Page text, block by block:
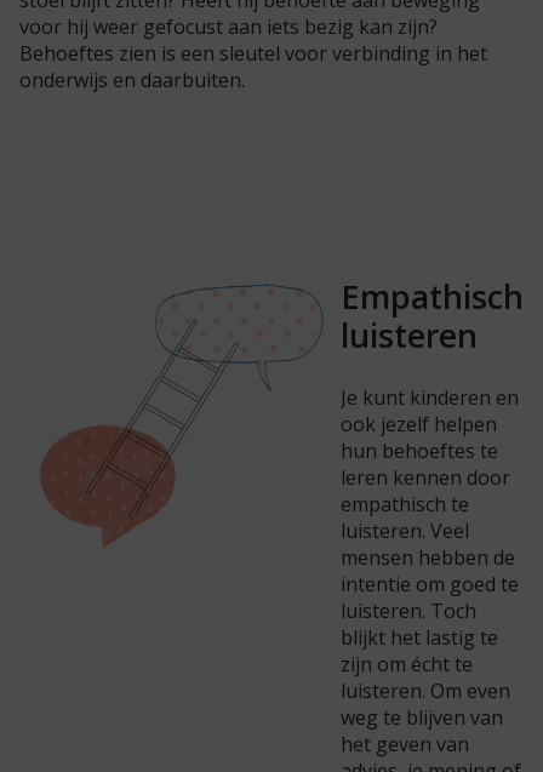
voor hij weer gefocust aan iets bezig kan zijn?
Behoeftes zien is een sleutel voor verbinding in het
onderwijs en daarbuiten.
Empathisch
luisteren
Je kunt kinderen en
ook jezelf helpen
hun behoeftes te
leren kennen door
empathisch te
luisteren. Veel
mensen hebben de
intentie om goed te
luisteren. Toch
blijkt het lastig te
zijn om écht te
luisteren. Om even
weg te blijven van
het geven van